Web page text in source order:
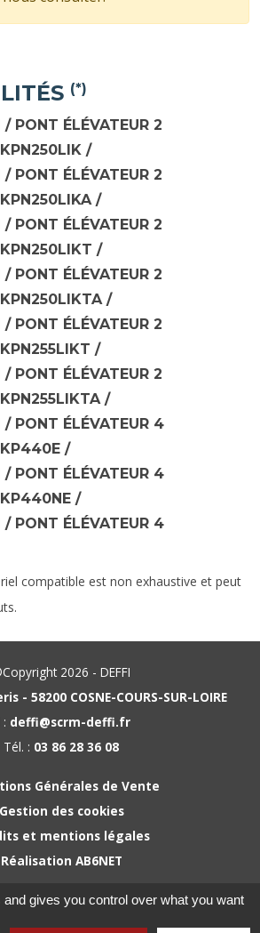
(*)
/ PONT ÉLÉVATEUR 2
/
/ PONT ÉLÉVATEUR 2
/
/ PONT ÉLÉVATEUR 2
/
/ PONT ÉLÉVATEUR 2
/
/ PONT ÉLÉVATEUR 2
/
/ PONT ÉLÉVATEUR 2
/
/ PONT ÉLÉVATEUR 4
/
/ PONT ÉLÉVATEUR 4
/
/ PONT ÉLÉVATEUR 4
compatible est non exhaustive et peut
2026 - DEFFI
- 58200 COSNE-COURS-SUR-LOIRE
deffi@scrm-deffi.fr
Tél. : 03 86 28 36 08
Générales de Vente
Gestion des cookies
et mentions légales
Réalisation AB6NET
gives you control over what you want